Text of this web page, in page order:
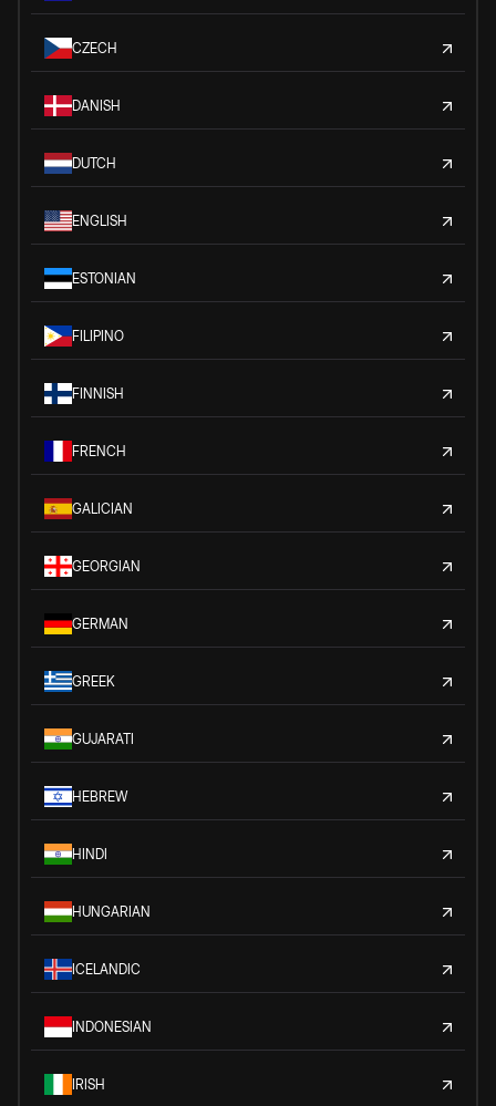
CZECH
DANISH
DUTCH
ENGLISH
ESTONIAN
FILIPINO
FINNISH
FRENCH
GALICIAN
GEORGIAN
GERMAN
GREEK
GUJARATI
HEBREW
HINDI
HUNGARIAN
ICELANDIC
INDONESIAN
IRISH